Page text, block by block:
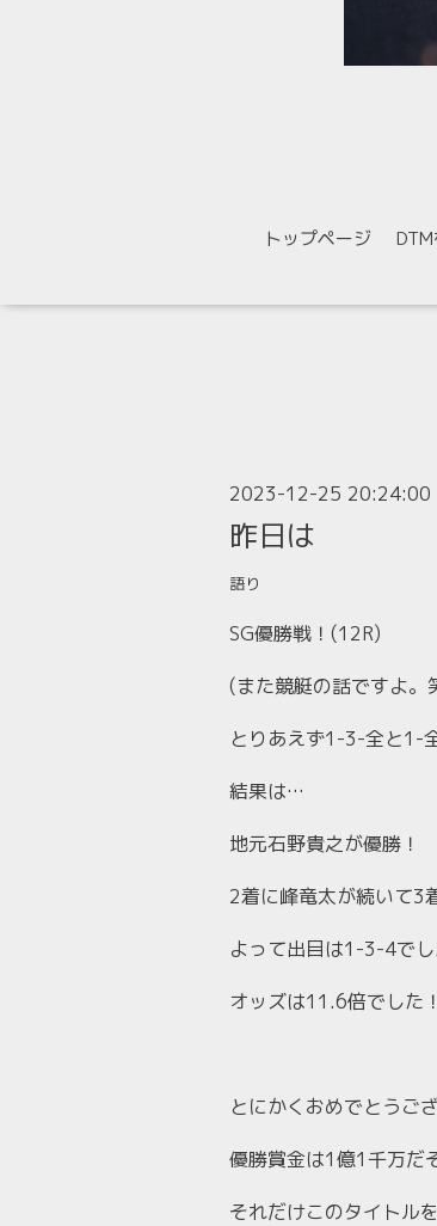
トップページ
2023-12-25 20:24:00
昨日は
語り
SG優勝戦！(12R)
(また競艇の話ですよ。
とりあえず1-3-全と1-
結果は…
地元石野貴之が優勝！
2着に峰竜太が続いて3
よって出目は1-3-4でし
オッズは11.6倍でした！
とにかくおめでとうご
優勝賞金は1億1千万だ
それだけこのタイトル